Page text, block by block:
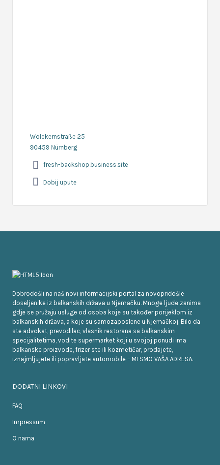
Wölckernstraße 25
90459 Nürnberg
fresh-backshop.business.site
Dobij upute
Dobrodošli na naš novi informacijski portal za novopridošle
doseljenike iz balkanskih država u Njemačku. Mnoge ljude zanima
gdje se pružaju usluge od osoba koje su također porijeklom iz
balkanskih država, a koje su samozaposlene u Njemačkoj. Bilo da
ste advokat, prevodilac, vlasnik restorana sa balkanskim
specijalitetima, vodite supermarket koji u svojoj ponudi ima
balkanske proizvode, frizer ste ili kozmetičar, prodajete,
iznajmljujete ili popravljate automobile – MI SMO VAŠA ADRESA.
DODATNI LINKOVI
FAQ
Impressum
O nama